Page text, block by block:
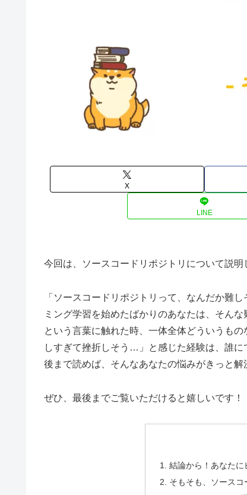
X
LINE
今回は、ソースコードリポジトリについて説明
「ソースコードリポジトリって、なんだか難
ミング学習を始めたばかりのあなたは、そん
という言葉に触れた時、一体全体どういうも
しすぎて挫折しそう…」と感じた経験は、誰
後まで読めば、そんなあなたの悩みがきっと解
ぜひ、最後までご覧いただけると嬉しいです！
結論から！あなたに
そもそも、ソースコ